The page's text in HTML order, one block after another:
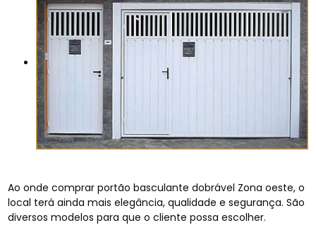
Ao onde comprar portão basculante dobrável Zona oeste, o
local terá ainda mais elegância, qualidade e segurança. São
diversos modelos para que o cliente possa escolher.